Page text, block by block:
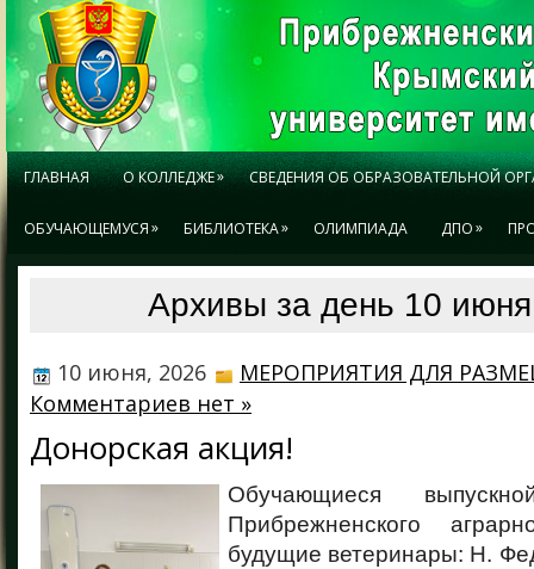
ГЛАВНАЯ О КОЛЛЕДЖЕ» СВЕДЕНИЯ ОБ ОБРАЗОВАТЕЛЬНОЙ
ОБУЧАЮЩЕМУСЯ» БИБЛИОТЕКА» ОЛИМПИАДА ДПО»
Архивы за день 10
10 июня, 2026
МЕРОПРИЯТИЯ ДЛЯ
Комментариев нет »
Донорская акция!
Обучающиеся
Прибрежненского
будущие ветеринары: Н.